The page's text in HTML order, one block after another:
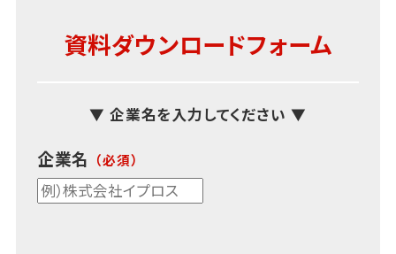
資料ダウンロードフォーム
▼ 企業名を入力してください ▼
企業名